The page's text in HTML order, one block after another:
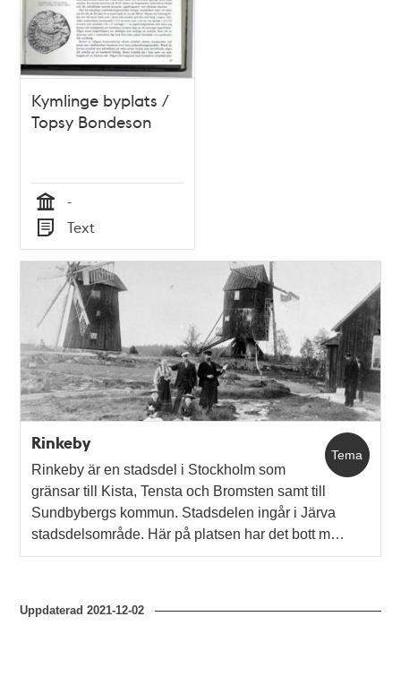
Kymlinge byplats /
Topsy Bondeson
Tid
-
Typ
Text
Tema
Rinkeby
Rinkeby är en stadsdel i Stockholm som
gränsar till Kista, Tensta och Bromsten samt till
Sundbybergs kommun. Stadsdelen ingår i Järva
stadsdelsområde. Här på platsen har det bott m…
Uppdaterad2021-12-02